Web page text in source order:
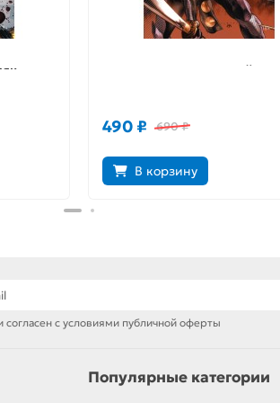
Ниндзяк. Том 1. Оружейник
490 ₽ 690 ₽
В корзину
согласен с условиями публичной оферты
Популярные категории